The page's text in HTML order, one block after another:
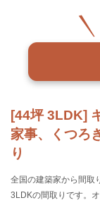
[44坪 3LDK]
家事、くつろ
り
全国の建築家から間取
3LDKの間取りです。